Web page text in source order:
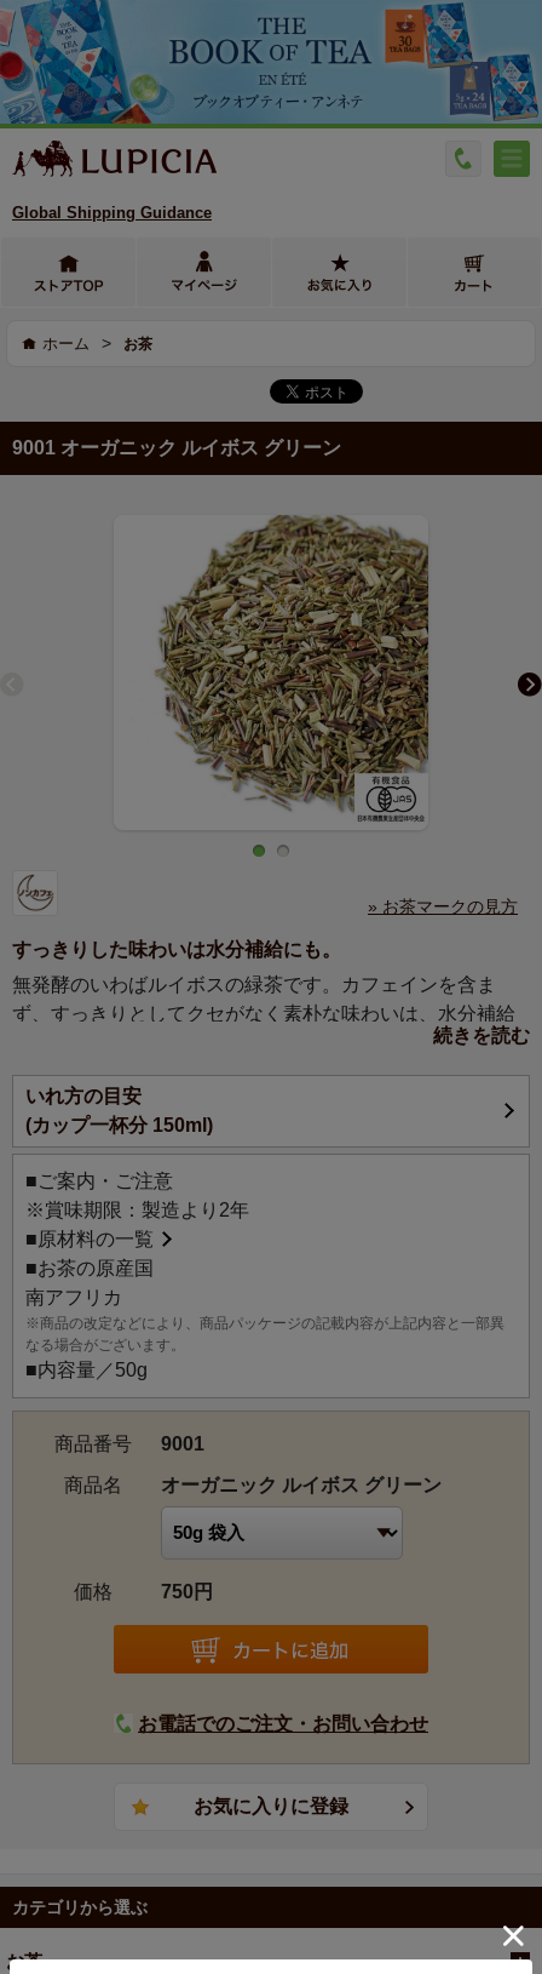
Global Shipping Guidance
ホーム > お茶
9001 オーガニック ルイボス グリーン
» お茶マークの見方
すっきりした味わいは水分補給にも。
無発酵のいわばルイボスの緑茶です。カフェインを含ま
ず、すっきりとしてクセがなく素朴な味わいは、水分補給
2007年7月26日にルピシアは有機(オーガニック)JAS認定を
取得しました。
オーガニック商品として「ROOIBOS GREEN」も
「ORGANIC ROOIBOS GREEN」として販売いたします。
商品名：「ORGANIC ROOIBOS GREEN」(有機JASマーク
のシールが貼られた状態で出荷されます。)
煮出していただく場合：1リットルの熱湯に、茶葉3-3.5gを
入れ、弱火で10分ほど煮出します。
続きを読む
いれ方の目安
(カップ一杯分 150ml)
■ご案内・ご注意
※賞味期限：製造より2年
■原材料の一覧
■お茶の原産国
南アフリカ
※商品の改定などにより、商品パッケージの記載内容が上記内容と一部異
なる場合がございます。
■内容量／50g
商品番号
9001
商品名
オーガニック ルイボス グリーン
価格 750円
お電話でのご注文・お問い合わせ
カテゴリから選ぶ
お茶